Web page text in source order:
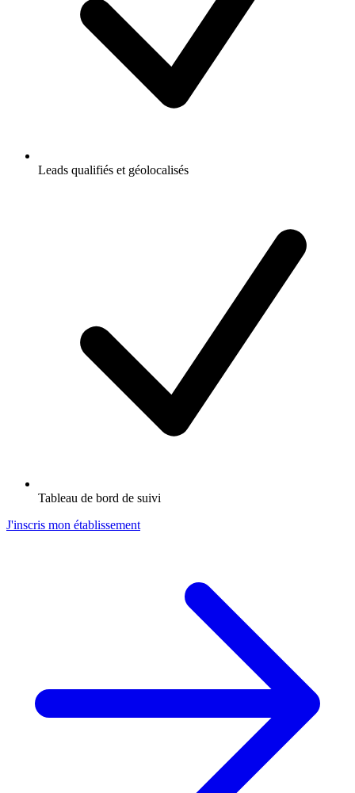
Leads qualifiés et géolocalisés
Tableau de bord de suivi
J'inscris mon établissement